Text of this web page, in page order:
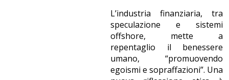
L’industria finanziaria, tra
speculazione e sistemi
offshore, mette a
repentaglio il benessere
umano, “promuovendo
egoismi e sopraffazioni”. Una